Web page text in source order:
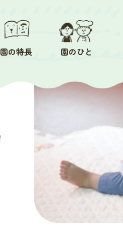
園の特長 園のひと